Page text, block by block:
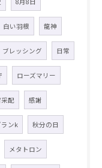
白い羽根 龍神
ブレッシング 日常
ローズマリー
配 感謝
ランk 秋分の日
メタトロン